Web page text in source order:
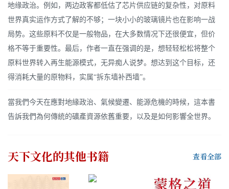
地缘政治。例如，两边政客都低估了芯片供应链的复杂性，对原料
世界真实运作方式了解的不够；一块小小的玻璃镜片也在影响一战
局势。这些原料不仅是一般物品，在大多数情况下还很便宜，但价
格不等于重要性。最后，作者一直在强调的是，想轻轻松松将整个
原料世界转入再生能源模式，无异痴人说梦。想达到这个目标，还
得消耗大量的原物料，实属“拆东墙补西墙”。
當我們今天在應對地緣政治、氣候變遷、能源危機的時候，這本書
告訴我們為何傳統的礦產資源依舊重要，以及是如何影響全世界。
天下文化的其他书籍 查看全部